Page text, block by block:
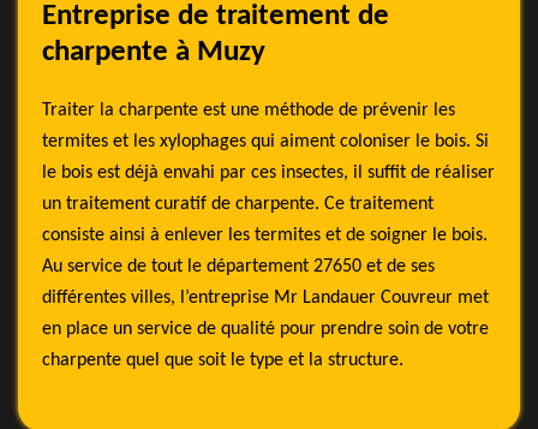
Entreprise de traitement de
charpente à Muzy
Traiter la charpente est une méthode de prévenir les
termites et les xylophages qui aiment coloniser le bois. Si
le bois est déjà envahi par ces insectes, il suffit de réaliser
un traitement curatif de charpente. Ce traitement
consiste ainsi à enlever les termites et de soigner le bois.
Au service de tout le département 27650 et de ses
différentes villes, l’entreprise Mr Landauer Couvreur met
en place un service de qualité pour prendre soin de votre
charpente quel que soit le type et la structure.